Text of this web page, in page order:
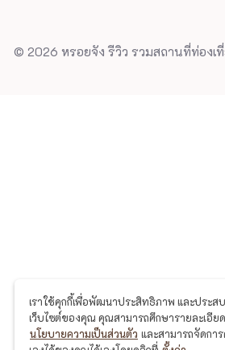
© 2026 หรอยจัง รีวิว รวมสถานที่ท่อง
เราใช้คุกกี้เพื่อพัฒนาประสิทธิภาพ และประส
เว็บไซต์ของคุณ คุณสามารถศึกษารายละเอีย
นโยบายความเป็นส่วนตัว และสามารถจัดกา